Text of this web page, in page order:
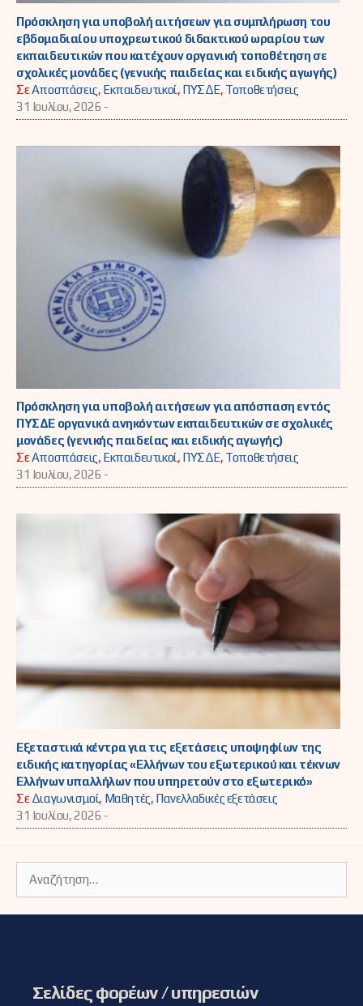
Πρόσκληση για υποβολή αιτήσεων για συμπλήρωση του
εβδομαδιαίου υποχρεωτικού διδακτικού ωραρίου των
εκπαιδευτικών που κατέχουν οργανική τοποθέτηση σε
σχολικές μονάδες (γενικής παιδείας και ειδικής αγωγής)
ΣεΑποσπάσεις, Εκπαιδευτικοί, ΠΥΣΔΕ, Τοποθετήσεις
31 Ιουλίου, 2026 -
Πρόσκληση για υποβολή αιτήσεων για απόσπαση εντός
ΠΥΣΔΕ οργανικά ανηκόντων εκπαιδευτικών σε σχολικές
μονάδες (γενικής παιδείας και ειδικής αγωγής)
ΣεΑποσπάσεις, Εκπαιδευτικοί, ΠΥΣΔΕ, Τοποθετήσεις
31 Ιουλίου, 2026 -
Εξεταστικά κέντρα για τις εξετάσεις υποψηφίων της
ειδικής κατηγορίας «Ελλήνων του εξωτερικού και τέκνων
Ελλήνων υπαλλήλων που υπηρετούν στο εξωτερικό»
ΣεΔιαγωνισμοί, Μαθητές, Πανελλαδικές εξετάσεις
31 Ιουλίου, 2026 -
για:
Σελίδες φορέων / υπηρεσιών